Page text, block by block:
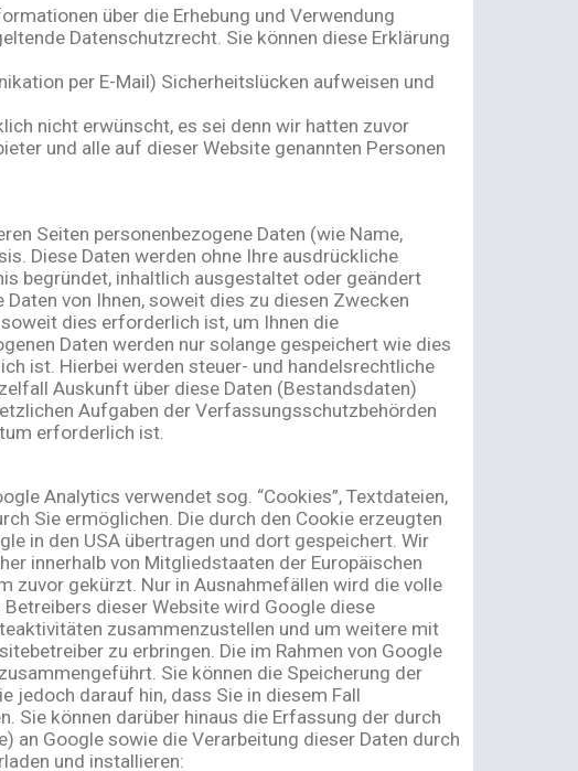
über die Erhebung und Verwendung
Datenschutzrecht. Sie können diese Erklärung
per E-Mail) Sicherheitslücken aufweisen und
nicht erwünscht, es sei denn wir hatten zuvor
und alle auf dieser Website genannten Personen
Seiten personenbezogene Daten (wie Name,
Diese Daten werden ohne Ihre ausdrückliche
begründet, inhaltlich ausgestaltet oder geändert
von Ihnen, soweit dies zu diesen Zwecken
dies erforderlich ist, um Ihnen die
Daten werden nur solange gespeichert wie dies
ist. Hierbei werden steuer- und handelsrechtliche
Auskunft über diese Daten (Bestandsdaten)
Aufgaben der Verfassungsschutzbehörden
erforderlich ist.
Analytics verwendet sog. “Cookies”, Textdateien,
Sie ermöglichen. Die durch den Cookie erzeugten
in den USA übertragen und dort gespeichert. Wir
innerhalb von Mitgliedstaaten der Europäischen
zuvor gekürzt. Nur in Ausnahmefällen wird die volle
dieser Website wird Google diese
zusammenzustellen und um weitere mit
zu erbringen. Die im Rahmen von Google
Sie können die Speicherung der
jedoch darauf hin, dass Sie in diesem Fall
Sie können darüber hinaus die Erfassung der durch
an Google sowie die Verarbeitung dieser Daten durch
und installieren: